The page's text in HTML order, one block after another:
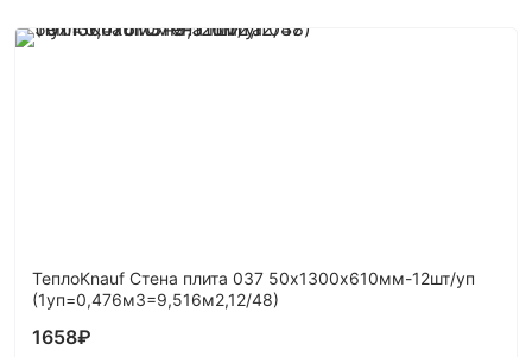
ТеплоKnauf Стена плита 037 50х1300х610мм-12шт/уп
(1уп=0,476м3=9,516м2,12/48)
1658₽